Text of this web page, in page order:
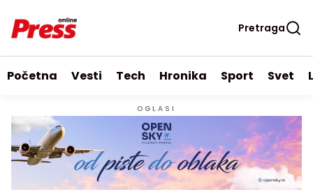
Pretraga
Početna Vesti Tech Hronika Sport Svet
OGLASI